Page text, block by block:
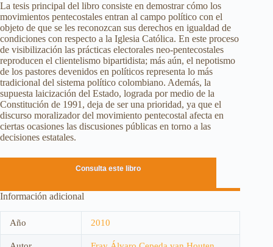
La tesis principal del libro consiste en demostrar cómo los
movimientos pentecostales entran al campo político con el
objeto de que se les reconozcan sus derechos en igualdad de
condiciones con respecto a la Iglesia Católica. En este proceso
de visibilización las prácticas electorales neo-pentecostales
reproducen el clientelismo bipartidista; más aún, el nepotismo
de los pastores devenidos en políticos representa lo más
tradicional del sistema político colombiano. Además, la
supuesta laicización del Estado, lograda por medio de la
Constitución de 1991, deja de ser una prioridad, ya que el
discurso moralizador del movimiento pentecostal afecta en
ciertas ocasiones las discusiones públicas en torno a las
decisiones estatales.
Consulta este libro
Información adicional
Año 2010